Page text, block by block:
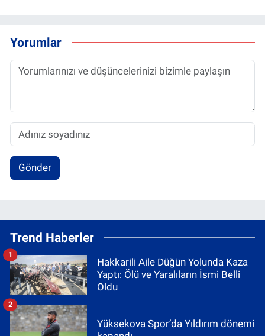
Yorumlar
Gönder
Trend Haberler
Hakkarili Aile Düğün Yolunda Kaza
Yaptı: Ölü ve Yaralıların İsmi Belli
Oldu
1
Yüksekova Spor’da Yıldırım dönemi
2